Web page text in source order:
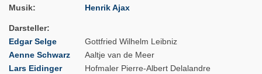
Musik
Henrik Ajax
Darsteller
Edgar Selge
Gottfried Wilhelm Leibniz
Aenne Schwarz
Aaltje van de Meer
Lars Eidinger
Hofmaler Pierre-Albert Delalandre